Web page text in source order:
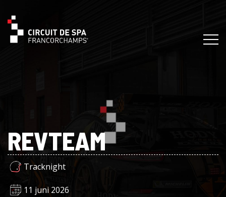
REVTEAM
Tracknight
11 juni 2026